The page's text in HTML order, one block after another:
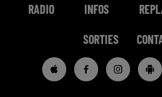
RADIO INFOS
SORTIES